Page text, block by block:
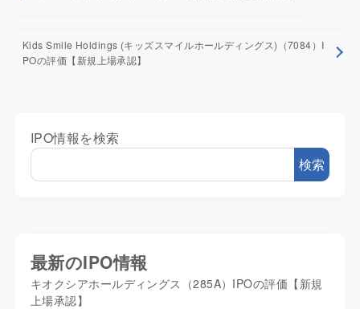
Kids Smile Holdings (キッズスマイルホールディングス)（7084）I
POの評価【新規上場承認】
IPO情報を検索
検索
最新のIPO情報
キオクシアホールディングス（285A）IPOの評価【新規
上場承認】